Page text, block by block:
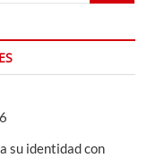
su identidad con